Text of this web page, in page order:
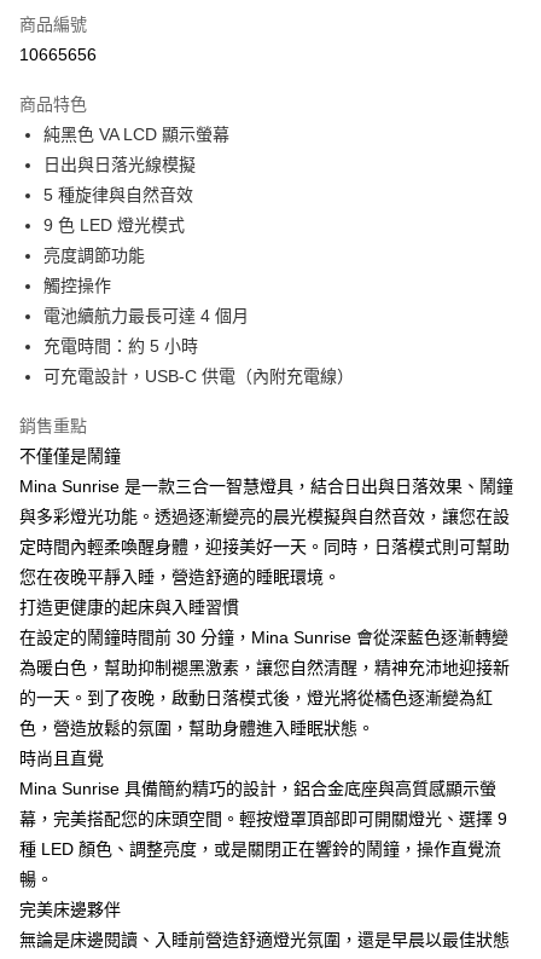
信用卡分期付款
合作金庫商業銀行
華南商業銀行
上海商業儲蓄銀行
國泰世華商業銀行
臺灣中小企業銀行
匯豐（台灣）商業銀行
聯邦商業銀行
元大商業銀行
玉山商業銀行
台新國際商業銀行
台灣樂天信用卡公司
6 期 0 利率 每期
華南商業銀行
上海商業儲蓄銀行
國泰世華商業銀行
臺灣中小企業銀行
匯豐（台灣）商業銀行
聯邦商業銀行
元大商業銀行
玉山商業銀行
台新國際商業銀行
中國信託商業銀行
LINE Pay
Apple Pay
ATM付款
運送方式
黑貓宅急便
每筆NT$120，滿NT$1,000(含以上)免運費
黑貓宅配(離島)
每筆NT$250，滿NT$2,000(含以上)免運費
每筆NT$120，滿NT$1,000(含以上)免運費
商品編號
10665656
商品特色
純黑色 VA LCD 顯示螢幕
日出與日落光線模擬
5 種旋律與自然音效
9 色 LED 燈光模式
亮度調節功能
觸控操作
電池續航力最長可達 4 個月
充電時間：約 5 小時
可充電設計，USB-C 供電（內附充電線）
銷售重點
不僅僅是鬧鐘
Mina Sunrise 是一款三合一智慧燈具，結合日出與日落效果、鬧鐘
與多彩燈光功能。透過逐漸變亮的晨光模擬與自然音效，讓您在設
定時間內輕柔喚醒身體，迎接美好一天。同時，日落模式則可幫助
您在夜晚平靜入睡，營造舒適的睡眠環境。
打造更健康的起床與入睡習慣
在設定的鬧鐘時間前 30 分鐘，Mina Sunrise 會從深藍色逐漸轉變
為暖白色，幫助抑制褪黑激素，讓您自然清醒，精神充沛地迎接新
的一天。到了夜晚，啟動日落模式後，燈光將從橘色逐漸變為紅
色，營造放鬆的氛圍，幫助身體進入睡眠狀態。
時尚且直覺
Mina Sunrise 具備簡約精巧的設計，鋁合金底座與高質感顯示螢
幕，完美搭配您的床頭空間。輕按燈罩頂部即可開關燈光、選擇 9
種 LED 顏色、調整亮度，或是關閉正在響鈴的鬧鐘，操作直覺流
暢。
完美床邊夥伴
無論是床邊閱讀、入睡前營造舒適燈光氛圍，還是早晨以最佳狀態